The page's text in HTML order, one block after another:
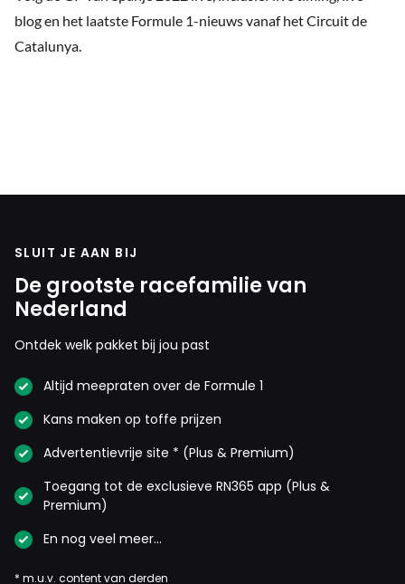
blog en het laatste Formule 1-nieuws vanaf het Circuit de
Catalunya.
SLUIT JE AAN BIJ
De grootste racefamilie van
Nederland
Ontdek welk pakket bij jou past
Altijd meepraten over de Formule 1
Kans maken op toffe prijzen
Advertentievrije site * (Plus & Premium)
Toegang tot de exclusieve RN365 app (Plus &
Premium)
En nog veel meer…
* m.u.v. content van derden